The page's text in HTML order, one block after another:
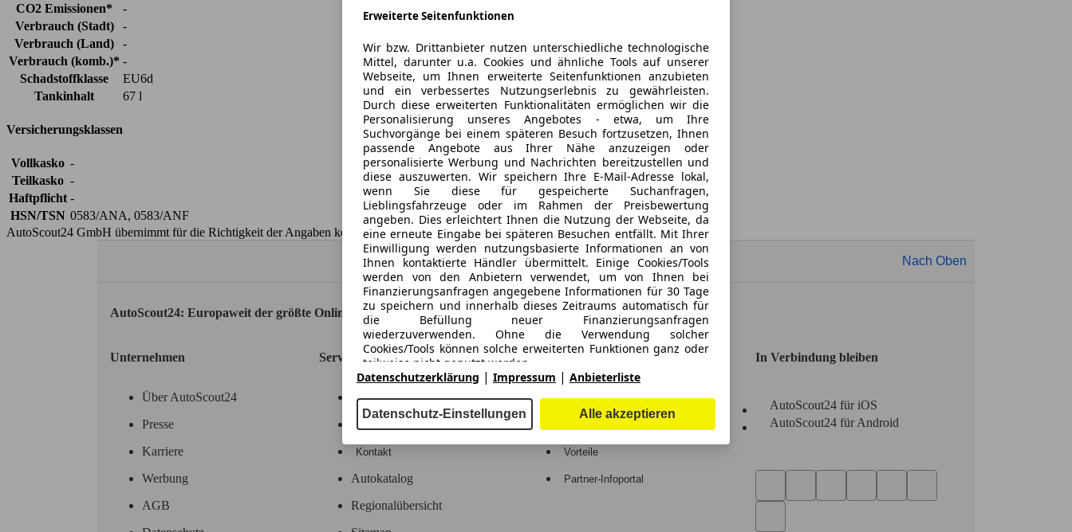
CO2 Emissionen*
-
Verbrauch (Stadt)
-
Verbrauch (Land)
-
Verbrauch (komb.)* -
Schadstoffklasse
EU6d
Tankinhalt
67 l
Versicherungsklassen
Vollkasko -
Teilkasko -
Haftpflicht -
HSN/TSN 0583/ANA, 0583/ANF
AutoScout24 GmbH übernimmt für die Richtigkeit der Angaben keine Gewähr.
Nach Oben
AutoScout24: Europaweit der größte Online-Automarkt.
Unternehmen
Über AutoScout24
Presse
Karriere
Werbung
AGB
Service
Hilfe
Kodex
Kontakt
Autokatalog
Regionalübersicht
Händler
Anmelden
Vorteile
Partner-Infoportal
In Verbindung bleiben
AutoScout24 für iOS
AutoScout24 für Android
Erweiterte Seitenfunktionen
Wir bzw. Drittanbieter nutzen unterschiedliche technologische
Mittel, darunter u.a. Cookies und ähnliche Tools auf unserer
Webseite, um Ihnen erweiterte Seitenfunktionen anzubieten
und ein verbessertes Nutzungserlebnis zu gewährleisten.
Durch diese erweiterten Funktionalitäten ermöglichen wir die
Personalisierung unseres Angebotes - etwa, um Ihre
Suchvorgänge bei einem späteren Besuch fortzusetzen, Ihnen
passende Angebote aus Ihrer Nähe anzuzeigen oder
personalisierte Werbung und Nachrichten bereitzustellen und
diese auszuwerten. Wir speichern Ihre E-Mail-Adresse lokal,
wenn Sie diese für gespeicherte Suchanfragen,
Lieblingsfahrzeuge oder im Rahmen der Preisbewertung
angeben. Dies erleichtert Ihnen die Nutzung der Webseite, da
eine erneute Eingabe bei späteren Besuchen entfällt. Mit Ihrer
Einwilligung werden nutzungsbasierte Informationen an von
Ihnen kontaktierte Händler übermittelt. Einige Cookies/Tools
werden von den Anbietern verwendet, um von Ihnen bei
Finanzierungsanfragen angegebene Informationen für 30 Tage
zu speichern und innerhalb dieses Zeitraums automatisch für
die Befüllung neuer Finanzierungsanfragen
wiederzuverwenden. Ohne die Verwendung solcher
Cookies/Tools können solche erweiterten Funktionen ganz oder
teilweise nicht genutzt werden.
Wir arbeiten mit 263 Anbietern zusammen.
Datenschutzerklärung | Impressum | Anbieterliste
Datenschutz-Einstellungen Alle akzeptieren